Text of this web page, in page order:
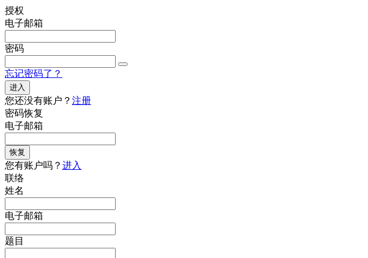
授权
电子邮箱
密码
忘记密码了？
进入
您还没有账户？ 注册
密码恢复
电子邮箱
恢复
您有账户吗？ 进入
联络
姓名
电子邮箱
题目